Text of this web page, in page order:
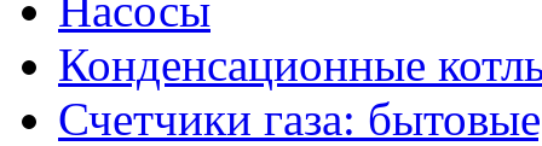
Конденсационные
Счетчики газа: